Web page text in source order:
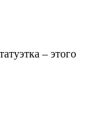
– этого